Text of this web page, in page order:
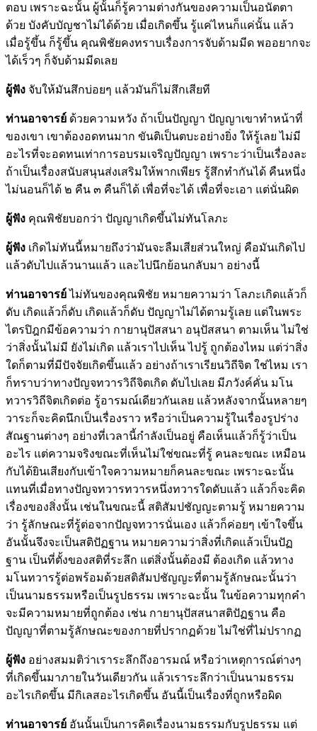
ตอบ เพราะฉะนั้น ผู้นั้นก็รู้ความต่างกันของความเป็นอนัตตา
ด้วย บังคับบัญชาไม่ได้ด้วย เมื่อเกิดขึ้น รู้แค่ไหนก็แค่นั้น แล้ว
เมื่อรู้ขึ้น ก็รู้ขึ้น คุณพิชัยคงทราบเรื่องการจับด้ามมีด พออยากจะ
ได้เร็วๆ ก็จับด้ามมีดเลย
ผู้ฟัง จับให้มันสึกบ่อยๆ แล้วมันก็ไม่สึกเสียที
ท่านอาจารย์ ด้วยความหวัง ถ้าเป็นปัญญา ปัญญาเขาทำหน้าที่
ของเขา เขาต้องอดทนมาก ขันติเป็นตบะอย่างยิ่ง ให้รู้เลย ไม่มี
อะไรที่จะอดทนเท่าการอบรมเจริญปัญญา เพราะว่าเป็นเรื่องละ
ถ้าเป็นเรื่องสนับสนุนส่งเสริมให้พากเพียร รู้สึกทำกันได้ คืนหนึ่ง
ไม่นอนก็ได้ ๒ คืน ๓ คืนก็ได้ เพื่อที่จะได้ เพื่อที่จะเอา แต่นั่นผิด
ผู้ฟัง คุณพิชัยบอกว่า ปัญญาเกิดขึ้นไม่ทันโลภะ
ผู้ฟัง เกิดไม่ทันนี้หมายถึงว่ามันจะลืมเสียส่วนใหญ่ คือมันเกิดไป
แล้วดับไปแล้วนานแล้ว และไปนึกย้อนกลับมา อย่างนี้
ท่านอาจารย์ไม่ทันของคุณพิชัย หมายความว่า โลภะเกิดแล้วก็
ดับ เกิดแล้วก็ดับ เกิดแล้วก็ดับ ปัญญาไม่ได้ตามรู้เลย แต่ในพระ
ไตรปิฎกมีข้อความว่า กายานุปัสสนา อนุปัสสนา ตามเห็น ไม่ใช่
ว่าสิ่งนั้นไม่มี ยังไม่เกิด แล้วเราไปเห็น ไปรู้ ถูกต้องไหม แต่ว่าสิ่ง
ใดก็ตามที่มีปัจจัยเกิดขึ้นแล้ว อย่างถ้าเราเรียนวิถีจิต ใช่ไหม เรา
ก็ทราบว่าทางปัญจทวารวิถีจิตเกิด ดับไปเลย มีภวังค์คั่น มโน
ทวารวิถีจิตเกิดต่อ รู้อารมณ์เดียวกันเลย แล้วหลังจากนั้นหลายๆ
วาระก็จะคิดนึกเป็นเรื่องราว หรือว่าเป็นความรู้ในเรื่องรูปร่าง
สัณฐานต่างๆ อย่างที่เวลานี้กำลังเป็นอยู่ คือเห็นแล้วก็รู้ว่าเป็น
อะไร แต่ความจริงขณะที่เห็นไม่ใช่ขณะที่รู้ คนละขณะ เหมือน
กับได้ยินเสียงกับเข้าใจความหมายก็คนละขณะ เพราะฉะนั้น
แทนที่เมื่อทางปัญจทวารทวารหนึ่งทวารใดดับแล้ว แล้วก็จะคิด
เรื่องของสิ่งนั้น เช่นในขณะนี้ สติสัมปชัญญะตามรู้ หมายความ
ว่า รู้ลักษณะที่รู้ต่อจากปัญจทวารนั่นเอง แล้วก็ค่อยๆ เข้าใจขึ้น
อันนั้นจึงจะเป็นสติปัฏฐาน หมายความว่าสิ่งที่เกิดแล้วเป็นปัฏ
ฐาน เป็นที่ตั้งของสติที่ระลึก แต่สิ่งนั้นต้องมี ต้องเกิด แล้วทาง
มโนทวารรู้ต่อพร้อมด้วยสติสัมปชัญญะที่ตามรู้ลักษณะนั้นว่า
เป็นนามธรรมหรือเป็นรูปธรรม เพราะฉะนั้น ในข้อความทุกคำ
จะมีความหมายที่ถูกต้อง เช่น กายานุปัสสนาสติปัฏฐาน คือ
ปัญญาที่ตามรู้ลักษณะของกายที่ปรากฏด้วย ไม่ใช่ที่ไม่ปรากฏ
ผู้ฟัง อย่างสมมติว่าเราระลึกถึงอารมณ์ หรือว่าเหตุการณ์ต่างๆ
ที่เกิดขึ้นมาภายในวันเดียวกัน แล้วเราระลึกว่าเป็นนามธรรม
อะไรเกิดขึ้น มีกิเลสอะไรเกิดขึ้น อันนี้เป็นเรื่องที่ถูกหรือผิด
ท่านอาจารย์ อันนั้นเป็นการคิดเรื่องนามธรรมกับรูปธรรม แต่